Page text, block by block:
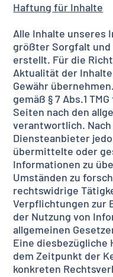
Haftung für Inhalte
Alle Inhalte
größter Sorgfalt und
erstellt. Für die
Aktualität der
Gewähr
gemäß § 7 Abs.1
Seiten nach den
verantwortlich. Nach
Diensteanbieter
übermittelte oder
Informationen zu
Umständen zu
rechtswidrige
Verpflichtungen zur
der Nutzung von
allgemeinen
Eine diesbezügliche
dem Zeitpunkt der
konkreten